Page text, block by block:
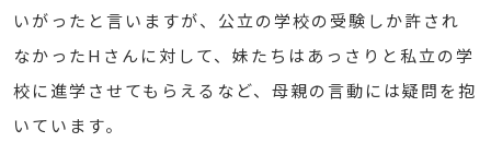
いがったと言いますが、公立の学校の受験しか許され
なかったHさんに対して、妹たちはあっさりと私立の学
校に進学させてもらえるなど、母親の言動には疑問を抱
いています。